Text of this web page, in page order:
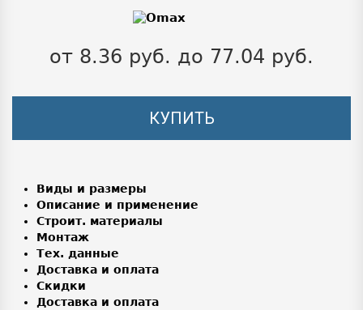
от 8.36 руб. до 77.04 руб.
КУПИТЬ
Виды и размеры
Описание и применение
Строит. материалы
Монтаж
Тех. данные
Доставка и оплата
Скидки
Доставка и оплата